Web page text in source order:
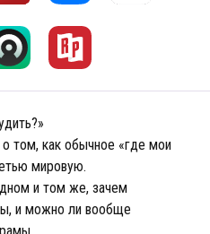
том, как обычное «где мои
мировую.
и том же, зачем
и можно ли вообще